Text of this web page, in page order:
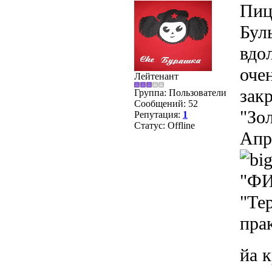
Лейтенант
Группа: Пользователи
Сообщений: 52
Репутация: 1
Статус: Offline
йа